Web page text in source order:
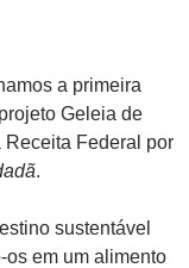
a primeira
Geleia de
Federal por
.
sustentável
em um alimento